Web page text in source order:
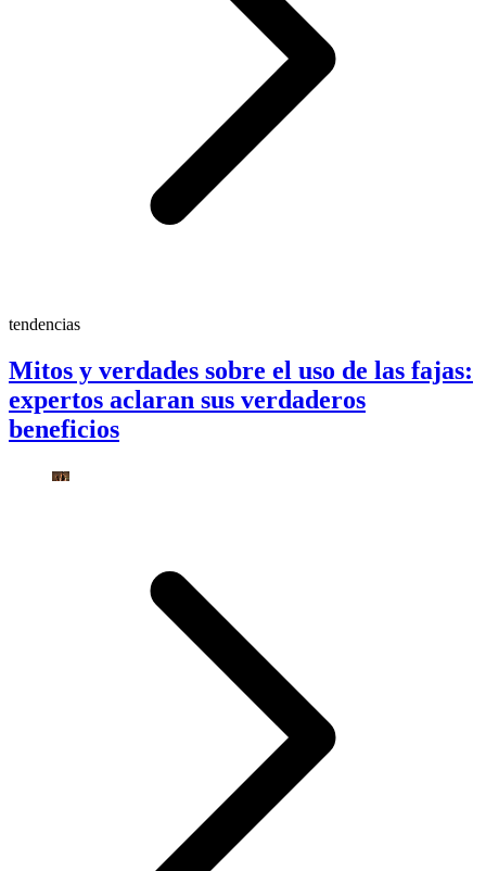
tendencias
Mitos y verdades sobre el uso de las fajas:
expertos aclaran sus verdaderos
beneficios